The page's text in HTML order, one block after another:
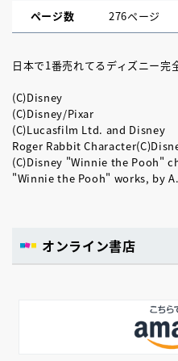
ページ数 276ページ
日本で1番売れてるディズニー完
(C)Disney
(C)Disney/Pixar
(C)Lucasfilm Ltd. and Disney
Roger Rabbit
(C)Disney "Winnie the Pooh"
"Winnie the Pooh" works, by
オンライン書店